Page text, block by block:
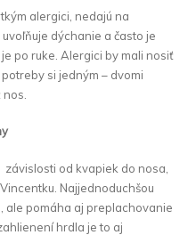
alergici, nedajú na
dýchanie a často je
po ruke. Alergici by mali nosiť
si jedným – dvomi
závislosti od kvapiek do nosa,
Najjednoduchšou
ale pomáha aj preplachovanie
hrdla je to aj